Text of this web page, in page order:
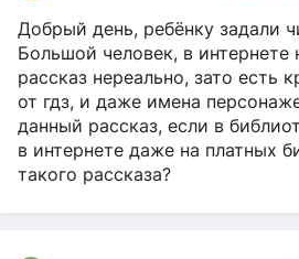
Добрый день, ребёнку задали
Большой человек, в интернете
рассказ нереально, зато есть
от гдз, и даже имена
данный рассказ, если в
в интернете даже на платных
такого рассказа?